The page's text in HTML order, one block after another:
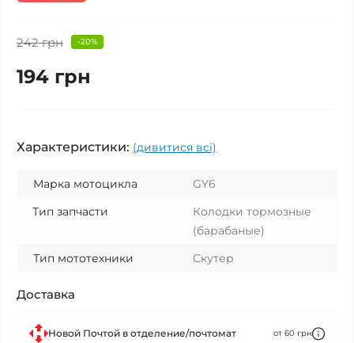
242 грн -20%
194 грн
Характеристики: (дивитися всі)
Марка мотоцикла
GY6
Тип запчасти
Колодки тормозные
(барабаные)
Тип мототехники
Скутер
Доставка
Новой Почтой в отделение/почтомат от 60 грн